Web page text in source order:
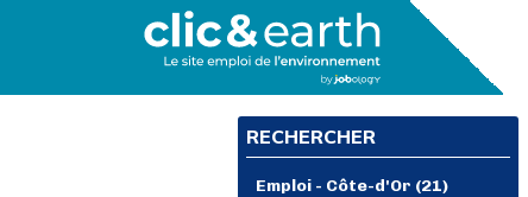
RECHERCHER
Emploi - Côte-d'Or (21)